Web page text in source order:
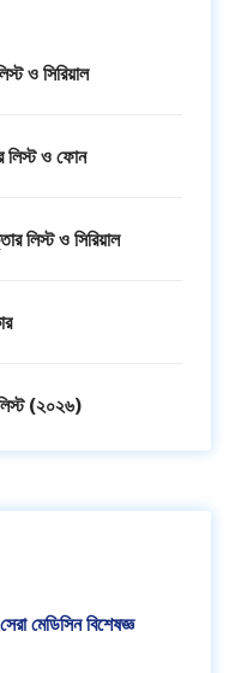
ও সিরিয়াল
লিস্ট ও ফোন
লিস্ট ও সিরিয়াল
(২০২৬)
মেডিসিন বিশেষজ্ঞ